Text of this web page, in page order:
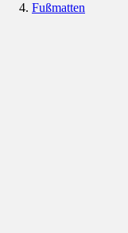
Fußmatten